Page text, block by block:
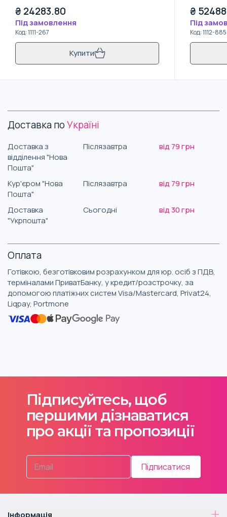
₴ 24283.80
Під замовлення
Код:1111-267
Купити
₴
Під
Код:1112-885
Доставка поУкраїні
Доставка з
відділення "Нова
Пошта"
Післязавтра від 79 грн
Кур'єром "Нова
Пошта"
Післязавтра від 79 грн
Доставка
"Укрпошта"
Сьогодні від 30 грн
Оплата
Готівкою, безготівковим розрахунком для юр. осіб з ПДВ,
терміналами ПриватБанку, у кредит/розстрочку, за
допомогою платіжних систем Visa/Mastercard, Privat24,
Liqpay, Portmone
Підписуйтесь, щоб
першими дізнаватися
про акції та пропозиції
Підписатися
Інформація